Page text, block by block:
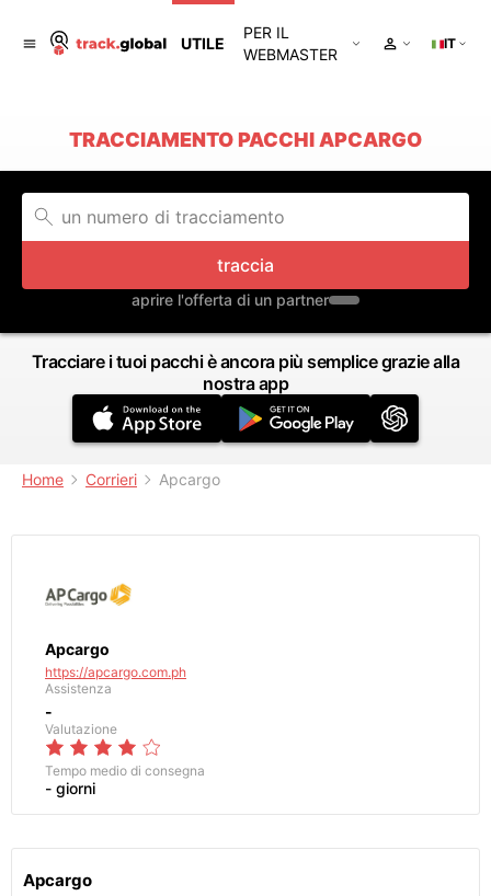
UTILE
PER IL
WEBMASTER
IT
TRACCIAMENTO PACCHI APCARGO
traccia
aprire l'offerta di un partner
Tracciare i tuoi pacchi è ancora più semplice grazie alla
nostra app
Home Corrieri Apcargo
Apcargo
https://apcargo.com.ph
Assistenza
-
Valutazione
Tempo medio di consegna
- giorni
Apcargo